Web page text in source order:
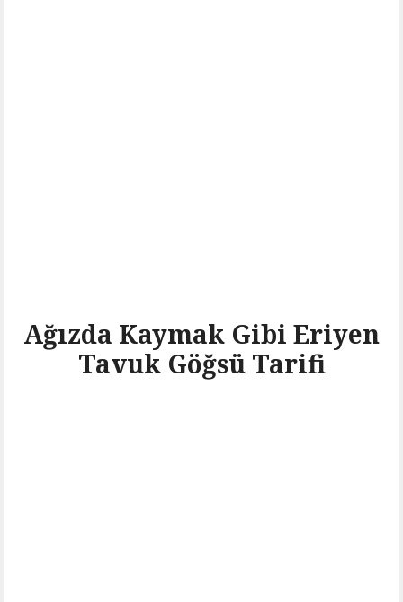
Ağızda Kaymak Gibi Eriyen
Tavuk Göğsü Tarifi